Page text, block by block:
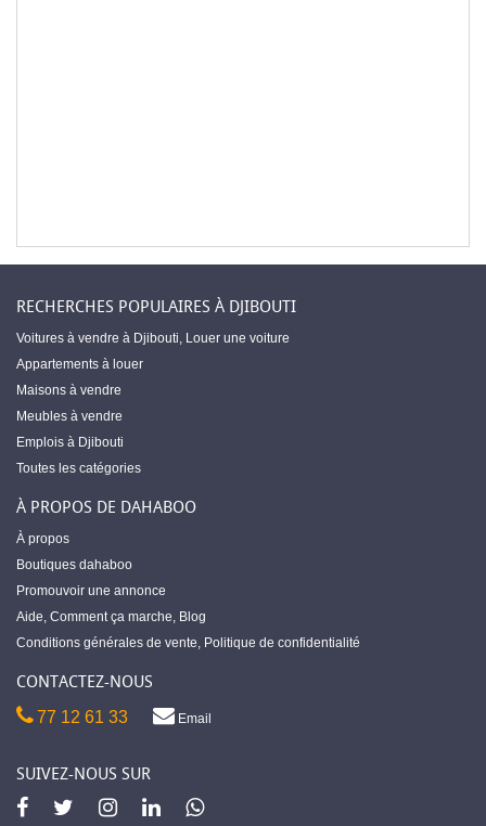
RECHERCHES POPULAIRES À DJIBOUTI
Voitures à vendre à Djibouti, Louer une voiture
Appartements à louer
Maisons à vendre
Meubles à vendre
Emplois à Djibouti
Toutes les catégories
À PROPOS DE DAHABOO
À propos
Boutiques dahaboo
Promouvoir une annonce
Aide, Comment ça marche, Blog
Conditions générales de vente, Politique de confidentialité
CONTACTEZ-NOUS
77 12 61 33 Email
SUIVEZ-NOUS SUR